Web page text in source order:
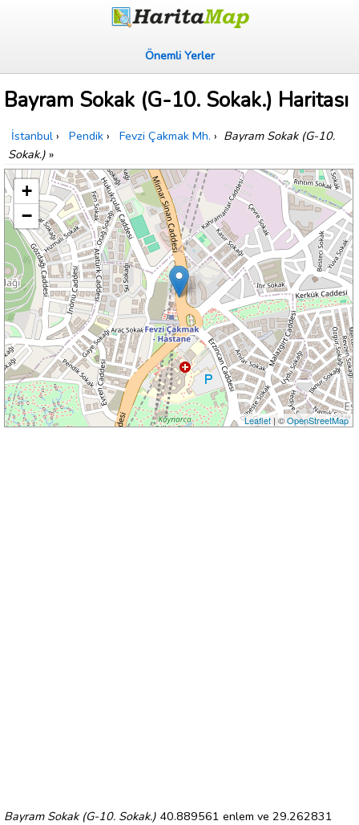
Önemli Yerler
Bayram Sokak (G-10. Sokak.) Haritası
İstanbul › Pendik › Fevzi Çakmak Mh. › Bayram Sokak (G-10.
Sokak.) »
+
−
Leaflet| ©OpenStreetMap
Bayram Sokak (G-10. Sokak.) 40.889561 enlem ve 29.262831